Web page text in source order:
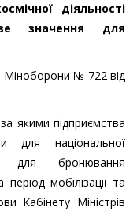
діяльності
значення для
Міноборони № 722 від
якими підприємства
для національної
бронювання
період мобілізації та
Кабінету Міністрів